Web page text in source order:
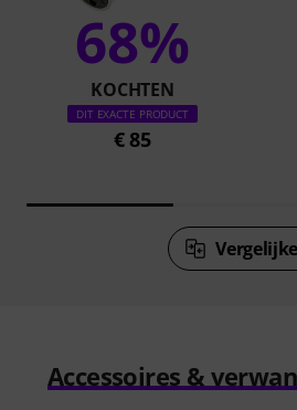
68%
KOCHTEN
DIT EXACTE PRODUCT
€ 85
Accessoires &